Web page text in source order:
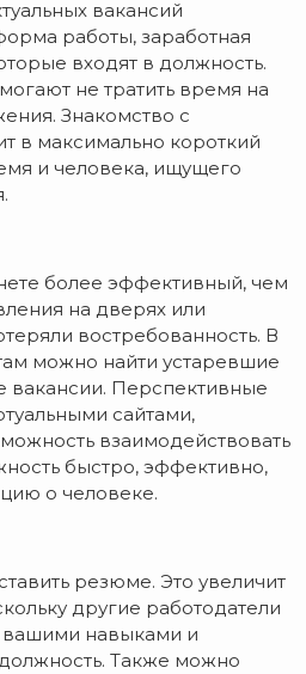
вакансий
работы, заработная
входят в должность.
не тратить время на
Знакомство с
в максимально короткий
и человека, ищущего
более эффективный, чем
на дверях или
востребованность. В
можно найти устаревшие
вакансии. Перспективные
сайтами,
взаимодействовать
быстро, эффективно,
о человеке.
резюме. Это увеличит
другие работодатели
вашими навыками и
Также можно